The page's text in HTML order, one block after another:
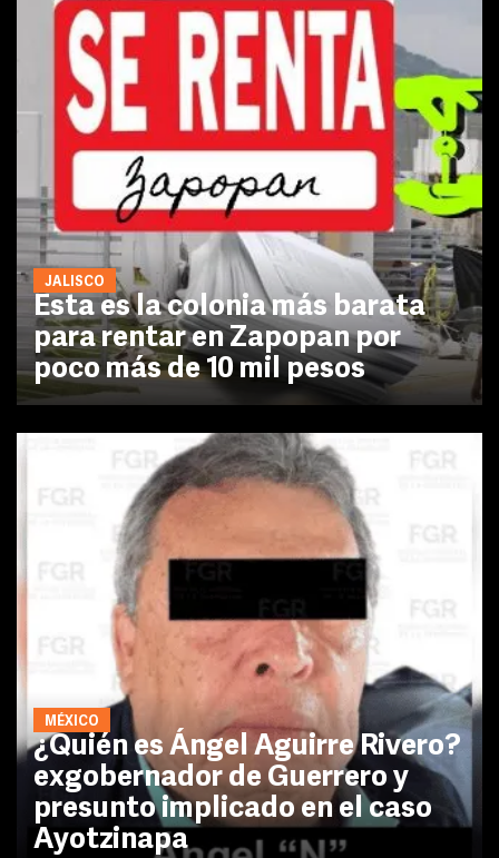
JALISCO
Esta es la colonia más barata
para rentar en Zapopan por
poco más de 10 mil pesos
MÉXICO
¿Quién es Ángel Aguirre Rivero?
exgobernador de Guerrero y
presunto implicado en el caso
Ayotzinapa